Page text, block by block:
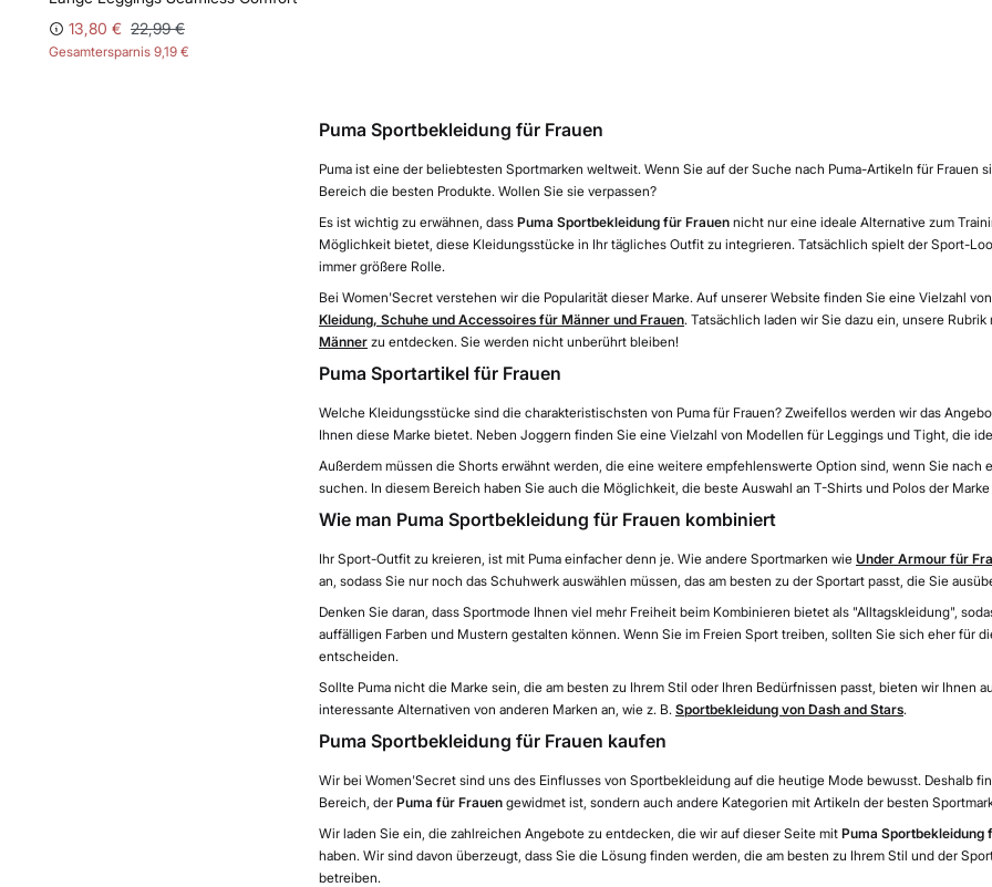
13,80 € 22,99 €
Gesamtersparnis 9,19 €
Puma Sportbekleidung für Frauen
Puma ist eine der beliebtesten Sportmarken weltweit. Wenn Sie auf der Suche nach Puma-Artikeln für Frauen
Bereich die besten Produkte. Wollen Sie sie verpassen?
Es ist wichtig zu erwähnen, dass Puma Sportbekleidung für Frauen nicht nur eine ideale Alternative zum
Möglichkeit bietet, diese Kleidungsstücke in Ihr tägliches Outfit zu integrieren. Tatsächlich spielt der Sport-
immer größere Rolle.
Bei Women'Secret verstehen wir die Popularität dieser Marke. Auf unserer Website finden Sie eine Vielzahl
Kleidung, Schuhe und Accessoires für Männer und Frauen. Tatsächlich laden wir Sie dazu ein, unsere Rubrik
Männer zu entdecken. Sie werden nicht unberührt bleiben!
Puma Sportartikel für Frauen
Welche Kleidungsstücke sind die charakteristischsten von Puma für Frauen? Zweifellos werden wir das
Ihnen diese Marke bietet. Neben Joggern finden Sie eine Vielzahl von Modellen für Leggings und Tight, die
Außerdem müssen die Shorts erwähnt werden, die eine weitere empfehlenswerte Option sind, wenn Sie nach
suchen. In diesem Bereich haben Sie auch die Möglichkeit, die beste Auswahl an T-Shirts und Polos der Marke
Wie man Puma Sportbekleidung für Frauen kombiniert
Ihr Sport-Outfit zu kreieren, ist mit Puma einfacher denn je. Wie andere Sportmarken wie Under Armour für
an, sodass Sie nur noch das Schuhwerk auswählen müssen, das am besten zu der Sportart passt, die Sie
Denken Sie daran, dass Sportmode Ihnen viel mehr Freiheit beim Kombinieren bietet als "Alltagskleidung",
auffälligen Farben und Mustern gestalten können. Wenn Sie im Freien Sport treiben, sollten Sie sich eher für
entscheiden.
Sollte Puma nicht die Marke sein, die am besten zu Ihrem Stil oder Ihren Bedürfnissen passt, bieten wir Ihnen
interessante Alternativen von anderen Marken an, wie z. B. Sportbekleidung von Dash and Stars.
Puma Sportbekleidung für Frauen kaufen
Wir bei Women'Secret sind uns des Einflusses von Sportbekleidung auf die heutige Mode bewusst. Deshalb
Bereich, der Puma für Frauen gewidmet ist, sondern auch andere Kategorien mit Artikeln der besten
Wir laden Sie ein, die zahlreichen Angebote zu entdecken, die wir auf dieser Seite mit Puma Sportbekleidung
haben. Wir sind davon überzeugt, dass Sie die Lösung finden werden, die am besten zu Ihrem Stil und der
betreiben.